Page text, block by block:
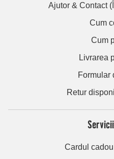
Ajutor & Contact
Cum
Cum
Livrarea
Formular
Retur
Cardul